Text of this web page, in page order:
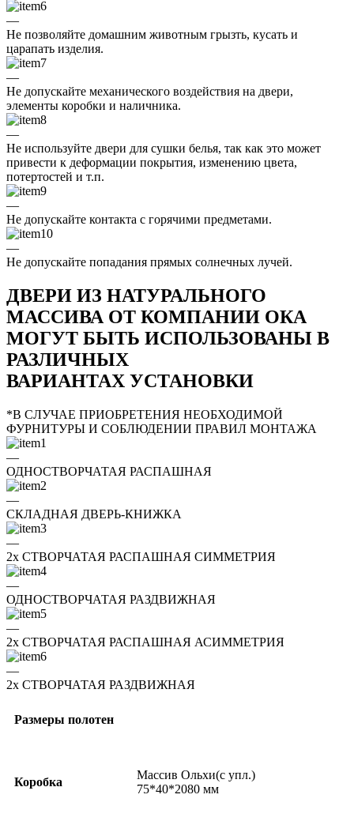
—
Не позволяйте домашним животным грызть, кусать и
царапать изделия.
—
Не допускайте механического воздействия на двери,
элементы коробки и наличника.
—
Не используйте двери для сушки белья, так как это может
привести к деформации покрытия, изменению цвета,
потертостей и т.п.
—
Не допускайте контакта с горячими предметами.
—
Не допускайте попадания прямых солнечных лучей.
ДВЕРИ ИЗ НАТУРАЛЬНОГО
МАССИВА ОТ КОМПАНИИ ОКА
МОГУТ БЫТЬ ИСПОЛЬЗОВАНЫ В
РАЗЛИЧНЫХ
ВАРИАНТАХ УСТАНОВКИ
*В СЛУЧАЕ ПРИОБРЕТЕНИЯ НЕОБХОДИМОЙ
ФУРНИТУРЫ И СОБЛЮДЕНИИ ПРАВИЛ МОНТАЖА
—
ОДНОСТВОРЧАТАЯ РАСПАШНАЯ
—
СКЛАДНАЯ ДВЕРЬ-КНИЖКА
—
2x СТВОРЧАТАЯ РАСПАШНАЯ СИММЕТРИЯ
—
ОДНОСТВОРЧАТАЯ РАЗДВИЖНАЯ
—
2x СТВОРЧАТАЯ РАСПАШНАЯ АСИММЕТРИЯ
—
2x СТВОРЧАТАЯ РАЗДВИЖНАЯ
Размеры полотен
Коробка
Массив Ольхи(с упл.)
75*40*2080 мм